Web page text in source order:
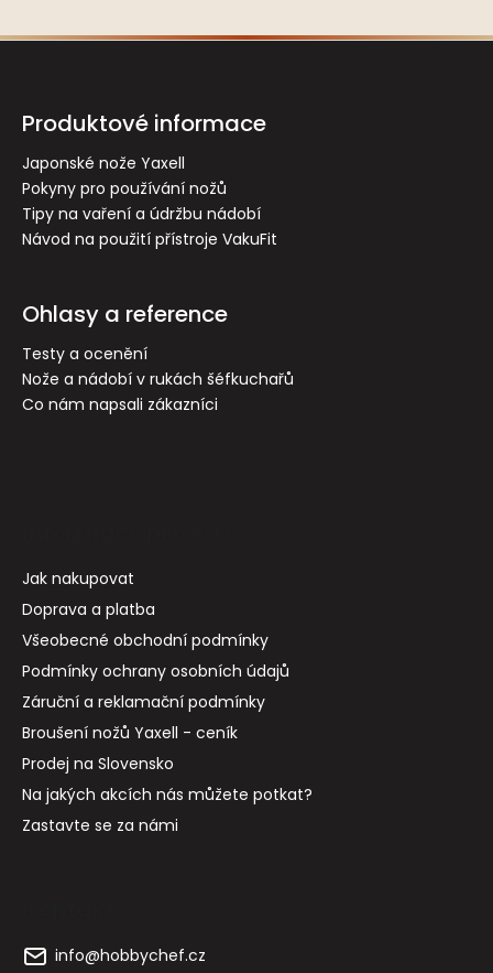
Z
Produktové informace
Japonské nože Yaxell
Pokyny pro používání nožů
Tipy na vaření a údržbu nádobí
Návod na použití přístroje VakuFit
Ohlasy a reference
Testy a ocenění
Nože a nádobí v rukách šéfkuchařů
Co nám napsali zákazníci
Jak nakupovat
Doprava a platba
Všeobecné obchodní podmínky
Podmínky ochrany osobních údajů
Záruční a reklamační podmínky
Broušení nožů Yaxell - ceník
Prodej na Slovensko
Na jakých akcích nás můžete potkat?
Zastavte se za námi
info@hobbychef.cz